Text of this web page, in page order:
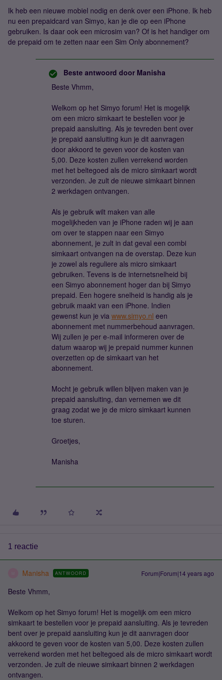
Ik heb een nieuwe mobiel nodig en denk over een iPhone. Ik heb
nu een prepaidcard van Simyo, kan je die op een iPhone
gebruiken. Is daar ook een microsim van? Of is het handiger om
de prepaid om te zetten naar een Sim Only abonnement?
Beste antwoord door Manisha
Beste Vhmm,
Welkom op het Simyo forum! Het is mogelijk
om een micro simkaart te bestellen voor je
prepaid aansluiting. Als je tevreden bent over
je prepaid aansluiting kun je dit aanvragen
door akkoord te geven voor de kosten van
5,00. Deze kosten zullen verrekend worden
met het beltegoed als de micro simkaart wordt
verzonden. Je zult de nieuwe simkaart binnen
2 werkdagen ontvangen.
Als je gebruik wilt maken van alle
mogelijkheden van je iPhone raden wij je aan
om over te stappen naar een Simyo
abonnement, je zult in dat geval een combi
simkaart ontvangen na de overstap. Deze kun
je zowel als reguliere als micro simkaart
gebruiken. Tevens is de internetsnelheid bij
een Simyo abonnement hoger dan bij Simyo
prepaid. Een hogere snelheid is handig als je
gebruik maakt van een iPhone. Indien
gewenst kun je via www.simyo.nl een
abonnement met nummerbehoud aanvragen.
Wij zullen je per e-mail informeren over de
datum waarop wij je prepaid nummer kunnen
overzetten op de simkaart van het
abonnement.
Mocht je gebruik willen blijven maken van je
prepaid aansluiting, dan vernemen we dit
graag zodat we je de micro simkaart kunnen
toe sturen.
Groetjes,
Manisha
1 reactie
Manisha ANTWOORD Forum|Forum|14 years ago
Beste Vhmm,
Welkom op het Simyo forum! Het is mogelijk om een micro
simkaart te bestellen voor je prepaid aansluiting. Als je tevreden
bent over je prepaid aansluiting kun je dit aanvragen door
akkoord te geven voor de kosten van 5,00. Deze kosten zullen
verrekend worden met het beltegoed als de micro simkaart wordt
verzonden. Je zult de nieuwe simkaart binnen 2 werkdagen
ontvangen.